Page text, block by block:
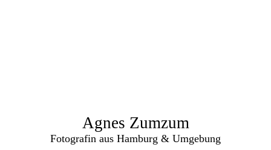
Agnes Zumzum
Fotografin aus Hamburg & Umgebung